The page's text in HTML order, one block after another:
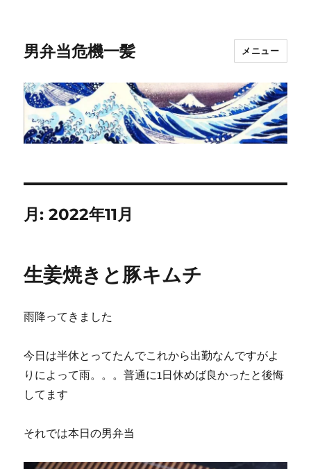
男弁当危機一髪 メニュー
月:2022年11月
生姜焼きと豚キムチ
雨降ってきました
今日は半休とってたんでこれから出勤なんですがよ
りによって雨。。。普通に1日休めば良かったと後悔
してます
それでは本日の男弁当